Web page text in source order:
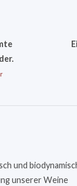
und
unserer Weine